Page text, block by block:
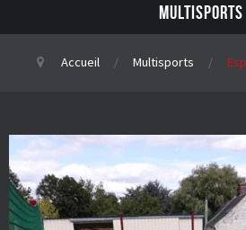
MULTISPORTS
Accueil Multisports